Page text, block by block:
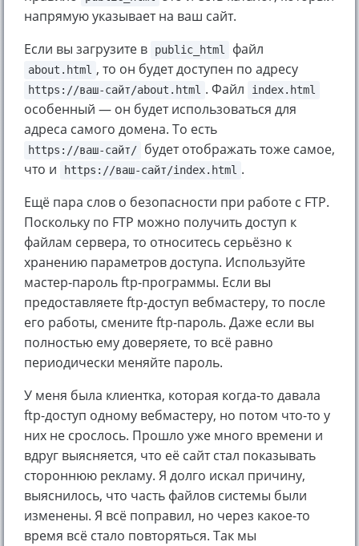
напрямую указывает на ваш сайт.
Если вы загрузите в
public_html файл
about.html , то он будет доступен по адресу
https://ваш-сайт/about.html . Файл index.html
особенный — он будет использоваться для
адреса самого домена. То есть
https://ваш-сайт/
будет отображать тоже самое,
что и
https://ваш-сайт/index.html .
Ещё пара слов о безопасности при работе с FTP.
Поскольку по FTP можно получить доступ к
файлам сервера, то относитесь серьёзно к
хранению параметров доступа. Используйте
мастер-пароль ftp-программы. Если вы
предоставляете ftp-доступ вебмастеру, то после
его работы, смените ftp-пароль. Даже если вы
полностью ему доверяете, то всё равно
периодически меняйте пароль.
У меня была клиентка, которая когда-то давала
ftp-доступ одному вебмастеру, но потом что-то у
них не срослось. Прошло уже много времени и
вдруг выясняется, что её сайт стал показывать
стороннюю рекламу. Я долго искал причину,
выяснилось, что часть файлов системы были
изменены. Я всё поправил, но через какое-то
время всё стало повторяться. Так мы